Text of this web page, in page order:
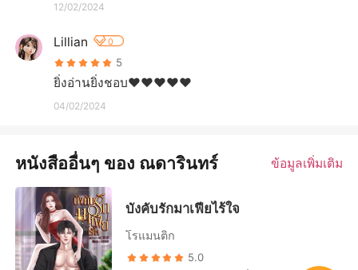
12/02/2024
Lillian 0
5
ยิ่งอ่านยิ่งชอบ❤️❤️❤️❤️❤️
04/02/2024
หนังสืออื่นๆ ของ ณดารินทร์ ข้อมูลเพิ่มเติม
บังคับรักมาเฟียไร้ใจ
โรแมนติก
5.0